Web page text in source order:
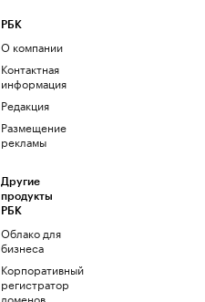
РБК
О компании
Контактная
информация
Редакция
Размещение
рекламы
Другие
продукты
РБК
Облако для
бизнеса
Корпоративный
регистратор
доменов